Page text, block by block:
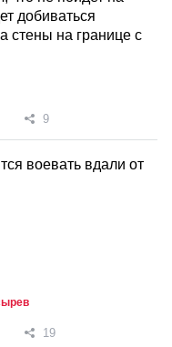
добиваться
стены на границе с
9
воевать вдали от
19